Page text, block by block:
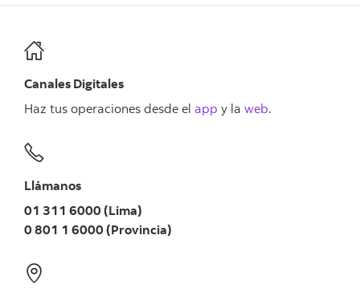
Canales Digitales
Haz tus operaciones desde el app y la web.
Llámanos
01 311 6000 (Lima)
0 801 1 6000 (Provincia)